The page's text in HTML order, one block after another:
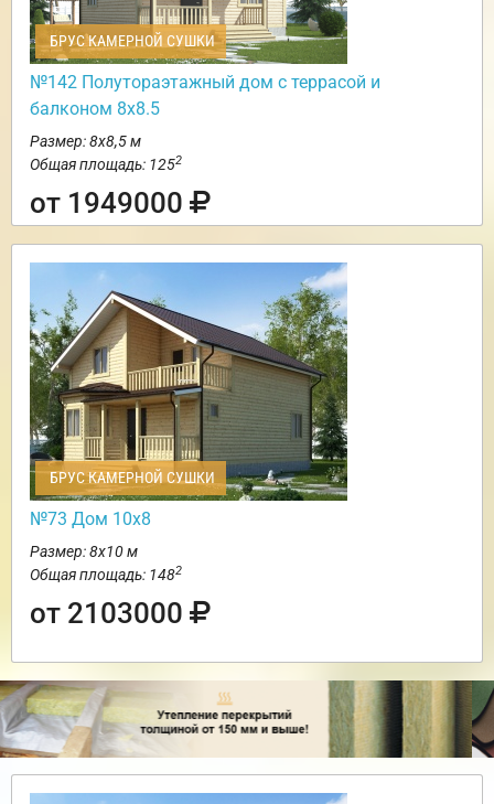
БРУС КАМЕРНОЙ СУШКИ
№142 Полутораэтажный дом с террасой и
балконом 8х8.5
Размер: 8х8,5 м
Общая площадь: 1252
от 1949000
БРУС КАМЕРНОЙ СУШКИ
№73 Дом 10х8
Размер: 8х10 м
Общая площадь: 1482
от 2103000